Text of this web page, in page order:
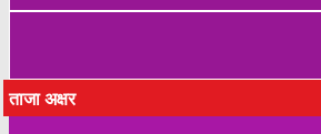
ताजा अक्षर